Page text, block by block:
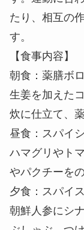
生姜を加えた
炊に仕立て、
昼食：スパイ
ハマグリやト
やパクチーを
夕食：スパイ
朝鮮人参にシ
ぶしゃぶ。つ
3 冬でも温か
ベースにした